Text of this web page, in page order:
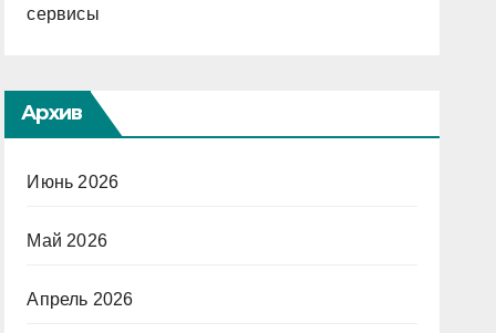
сервисы
Архив
Июнь 2026
Май 2026
Апрель 2026